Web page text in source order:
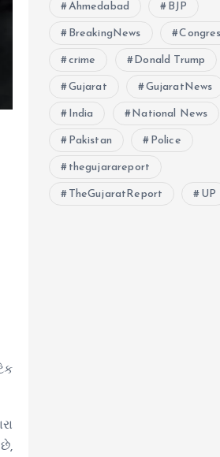
Ahmedabad BJP
BreakingNews
crime Donald Trump
Gujarat GujaratNews
India National News
Pakistan Police
thegujarareport
TheGujaratReport UP